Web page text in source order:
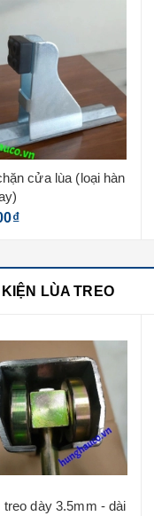
cửa lùa (loại hàn
LÙA TREO
treo dày 3.5mm - dài